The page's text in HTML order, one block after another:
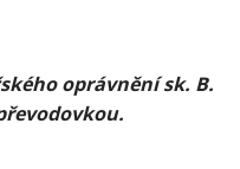
oprávnění sk. B.